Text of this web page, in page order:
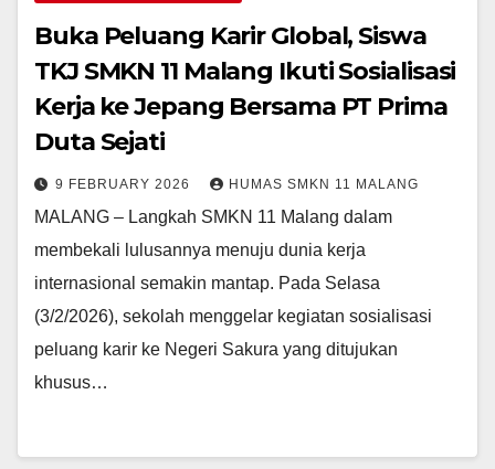
Buka Peluang Karir Global, Siswa
TKJ SMKN 11 Malang Ikuti Sosialisasi
Kerja ke Jepang Bersama PT Prima
Duta Sejati
9 FEBRUARY 2026 HUMAS SMKN 11 MALANG
MALANG – Langkah SMKN 11 Malang dalam
membekali lulusannya menuju dunia kerja
internasional semakin mantap. Pada Selasa
(3/2/2026), sekolah menggelar kegiatan sosialisasi
peluang karir ke Negeri Sakura yang ditujukan
khusus…